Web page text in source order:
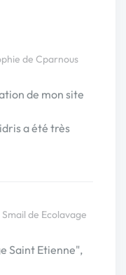
de Cparnous
de mon site
a été très
de Ecolavage
Saint Etienne",